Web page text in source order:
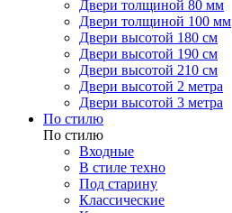
Двери толщиной 80 мм
Двери толщиной 100 мм
Двери высотой 180 см
Двери высотой 190 см
Двери высотой 210 см
Двери высотой 2 метра
Двери высотой 3 метра
По стилю
По стилю
Входные
В стиле техно
Под старину
Классические